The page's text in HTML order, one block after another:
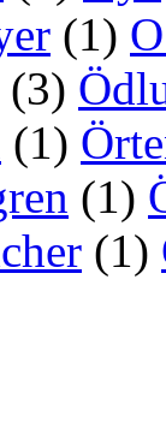
(1)
(3)
(1)
(1)
(1)